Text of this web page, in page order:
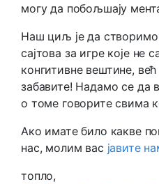
могу да побољшају
Наш циљ је да
сајтова за игре које не
конгитивне вештине,
забавите! Надамо се да
о томе говорите свима
Ако имате било какве
нас, молим вас јавите
топло,